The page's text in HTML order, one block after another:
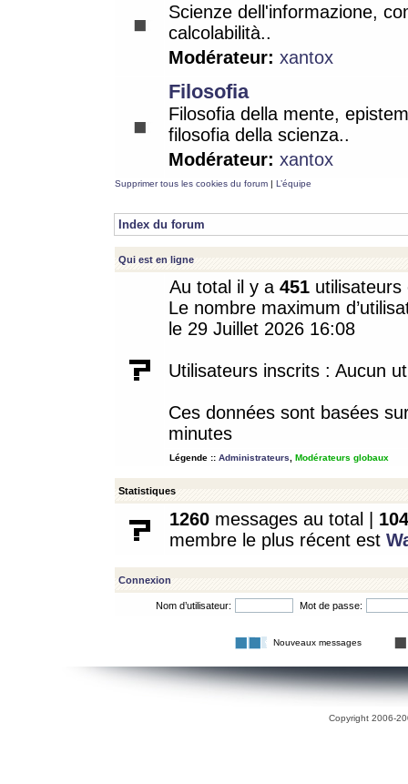
Scienze dell'informazione,
calcolabilità..
Modérateur: xantox
Filosofia
Filosofia della mente,
filosofia della scienza..
Modérateur: xantox
Supprimer tous les cookies du forum | L’équipe
Index du forum
Qui est en ligne
Au total il y a 451
Le nombre maximum
le 29 Juillet 2026 16:08
Utilisateurs inscrits : Aucun
Ces données sont basées
minutes
Légende :: Administrateurs Modérateurs globaux
Statistiques
1260 messages au total | 104
membre le plus récent est
Connexion
Nom d’utilisateur: Mot de passe:
Nouveaux messages
Copyright 2006-